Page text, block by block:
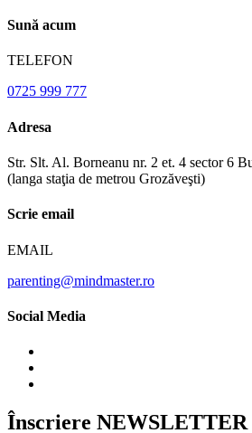
Sună acum
TELEFON
0725 999 777
Adresa
Str. Slt. Al. Borneanu nr. 2 et. 4 sector 6
(langa staţia de metrou Grozăveşti)
Scrie email
EMAIL
parenting@mindmaster.ro
Social Media
Înscriere NEWSLETTER